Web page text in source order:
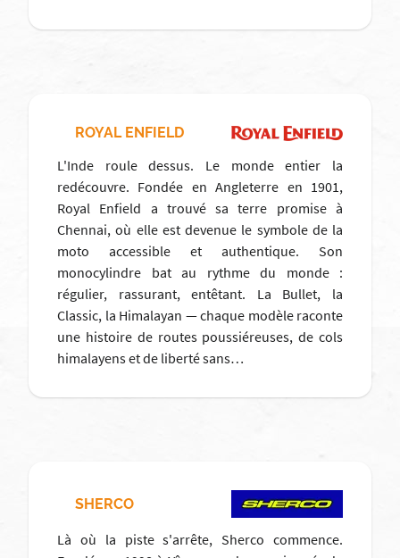
ROYAL ENFIELD
L'Inde roule dessus. Le monde entier la
redécouvre. Fondée en Angleterre en 1901,
Royal Enfield a trouvé sa terre promise à
Chennai, où elle est devenue le symbole de la
moto accessible et authentique. Son
monocylindre bat au rythme du monde :
régulier, rassurant, entêtant. La Bullet, la
Classic, la Himalayan — chaque modèle raconte
une histoire de routes poussiéreuses, de cols
himalayens et de liberté sans…
SHERCO
Là où la piste s'arrête, Sherco commence.